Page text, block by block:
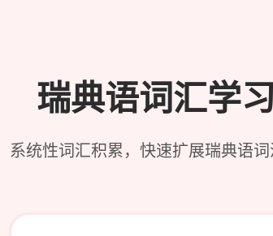
瑞典语词汇学习
系统性词汇积累，快速扩展瑞典语